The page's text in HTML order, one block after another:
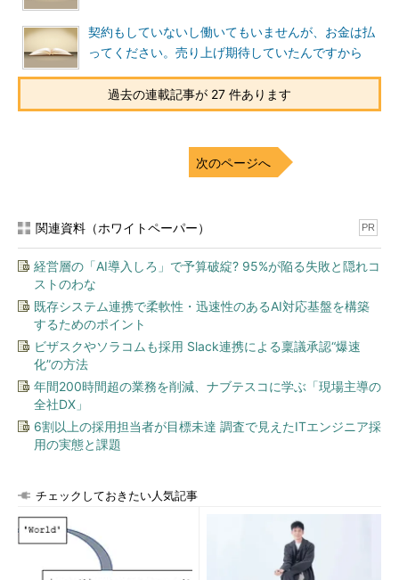
契約もしていないし働いてもいませんが、お金は払
ってください。売り上げ期待していたんですから
過去の連載記事が 27 件あります
次のページへ
関連資料（ホワイトペーパー） PR
経営層の「AI導入しろ」で予算破綻? 95%が陥る失敗と隠れコ
ストのわな
既存システム連携で柔軟性・迅速性のあるAI対応基盤を構築
するためのポイント
ビザスクやソラコムも採用 Slack連携による稟議承認“爆速
化”の方法
年間200時間超の業務を削減、ナブテスコに学ぶ「現場主導の
全社DX」
6割以上の採用担当者が目標未達 調査で見えたITエンジニア採
用の実態と課題
チェックしておきたい人気記事